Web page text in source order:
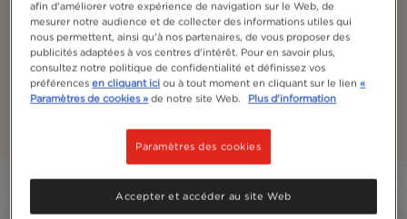
Nescafé Ready to Drink
(café froid)
Découvrez notre nouvelle gamme de délicieux
NESCAFÉ Ready to Drink
afin d'améliorer votre expérience de navigation sur le Web, de
mesurer notre audience et de collecter des informations utiles qui
nous permettent, ainsi qu'à nos partenaires, de vous proposer des
publicités adaptées à vos centres d'intérêt. Pour en savoir plus,
consultez notre politique de confidentialité et définissez vos
préférencesen cliquant ici ou à tout moment en cliquant sur le lien«
Paramètres de cookies » de notre site Web. Plus d'information
Paramètres des cookies
Accepter et accéder au site Web